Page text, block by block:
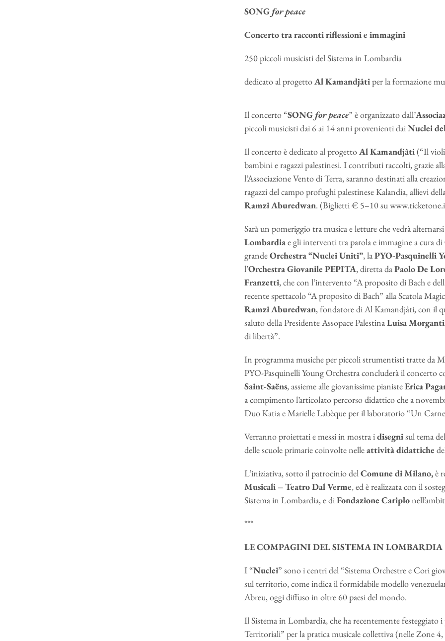
SONG for peace
Concerto tra racconti riflessioni e immagini
250 piccoli musicisti del Sistema in Lombardia
dedicato al progettoAl Kamandjâtiper la formazione
Il concerto “SONG for peace” è organizzato dall’
piccoli musicisti dai 6 ai 14 anni provenienti daiNuclei
Il concerto è dedicato al progettoAl Kamandjâti(“Il
bambini e ragazzi palestinesi. I contributi raccolti, grazie
l’Associazione Vento di Terra, saranno destinati alla
ragazzi del campo profughi palestinese Kalandia, allievi
Ramzi Aburedwan. (Biglietti € 5–10 su
Sarà un pomeriggio tra musica e letture che vedrà
Lombardiae gli interventi tra parola e immagine a cura di
grandeOrchestra “Nuclei Uniti”, laPYO-Pasquinelli
l’Orchestra Giovanile PEPITA, diretta daPaolo De
Franzetti, che con l’intervento “A proposito di Bach e
recente spettacolo “A proposito di Bach” alla Scatola
Ramzi Aburedwan, fondatore di Al Kamandjâti, con il
saluto della Presidente Assopace PalestinaLuisa
di libertà”.
In programma musiche per piccoli strumentisti tratte da
PYO-Pasquinelli Young Orchestra concluderà il concerto
Saint-Saëns, assieme alle giovanissime pianisteErica
a compimento l’articolato percorso didattico che a
Duo Katia e Marielle Labèque per il laboratorio “Un
Verranno proiettati e messi in mostra idisegnisul tema
delle scuole primarie coinvolte nelleattività didattiche
L’iniziativa, sotto il patrocinio delComune di Milano,è
Musicali – Teatro Dal Verme, ed è realizzata con il
Sistema in Lombardia, e diFondazione Cariplo
***
LE COMPAGINI DEL SISTEMA IN LOMBARDIA
I “Nuclei” sono i centri del “Sistema Orchestre e Cori
sul territorio, come indica il formidabile modello
Abreu, oggi diffuso in oltre 60 paesi del mondo.
Il Sistema in Lombardia, che ha recentemente
Territoriali” per la pratica musicale collettiva (nelle Zone